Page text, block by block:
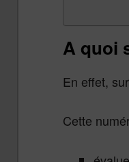
A quoi
En effet,
Cette